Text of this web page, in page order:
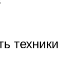
техники